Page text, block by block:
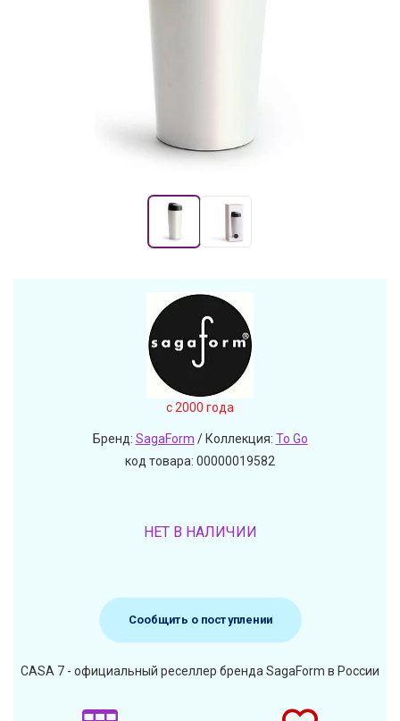
c 2000 года
Бренд: SagaForm / Коллекция: To Go
код товара: 00000019582
НЕТ В НАЛИЧИИ
Сообщить о поступлении
CASA 7 - официальный реселлер бренда SagaForm в России